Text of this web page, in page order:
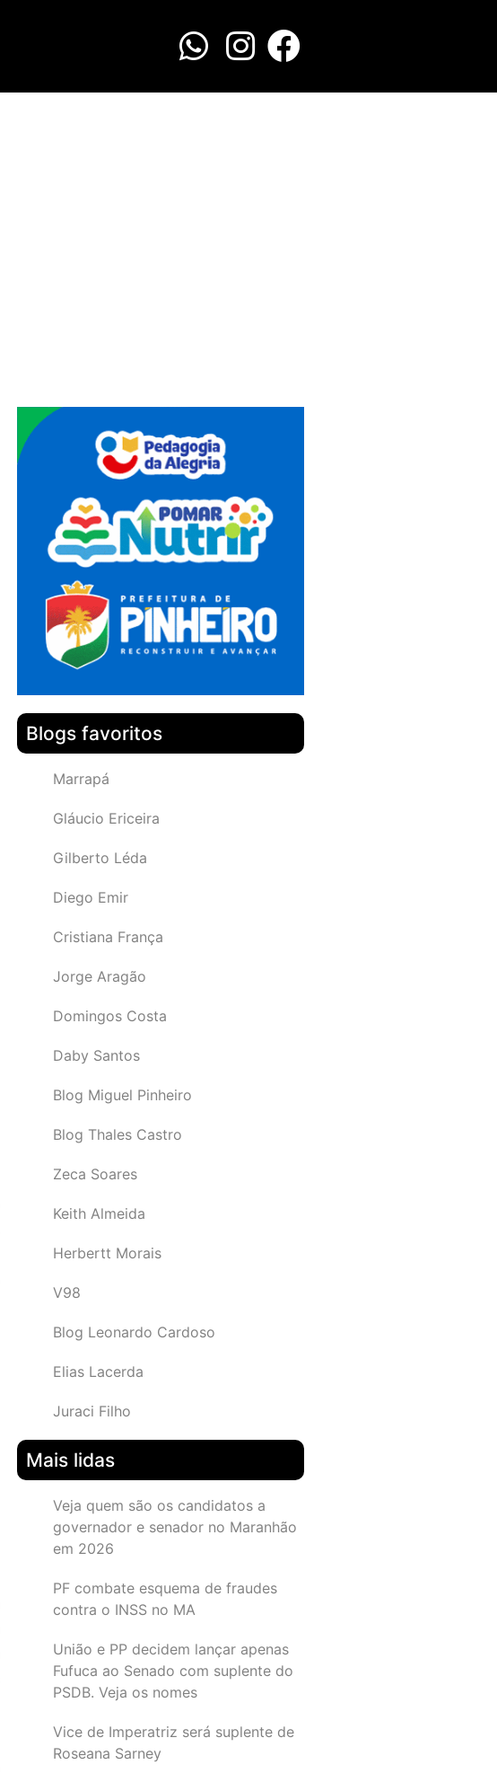
Blogs favoritos
Marrapá
Gláucio Ericeira
Gilberto Léda
Diego Emir
Cristiana França
Jorge Aragão
Domingos Costa
Daby Santos
Blog Miguel Pinheiro
Blog Thales Castro
Zeca Soares
Keith Almeida
Herbertt Morais
V98
Blog Leonardo Cardoso
Elias Lacerda
Juraci Filho
Mais lidas
Veja quem são os candidatos a
governador e senador no Maranhão
em 2026
PF combate esquema de fraudes
contra o INSS no MA
União e PP decidem lançar apenas
Fufuca ao Senado com suplente do
PSDB. Veja os nomes
Vice de Imperatriz será suplente de
Roseana Sarney